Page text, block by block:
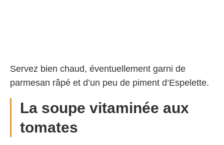
Servez bien chaud, éventuellement garni de
parmesan râpé et d’un peu de piment d’Espelette.
La soupe vitaminée aux
tomates